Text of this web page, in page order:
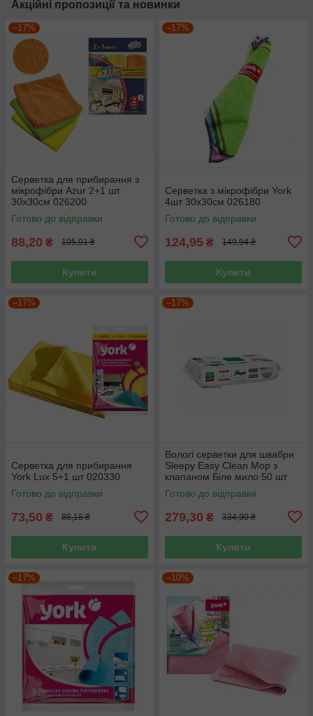
Акційні пропозиції та новинки
–17%
Серветка для прибирання з
мікрофібри Azur 2+1 шт
30х30см 026200
Готово до відправки
88,20 ₴ 105,91 ₴
Купити
–17%
Серветка з мікрофібри York
4шт 30х30см 026180
Готово до відправки
124,95 ₴ 149,94 ₴
Купити
–17%
Серветка для прибирання
York Lux 5+1 шт 020330
Готово до відправки
73,50 ₴ 88,18 ₴
Купити
–17%
Вологі серветки для швабри
Sleepy Easy Clean Mop з
клапаном Біле мило 50 шт
Готово до відправки
279,30 ₴ 334,90 ₴
Купити
–17% –10%